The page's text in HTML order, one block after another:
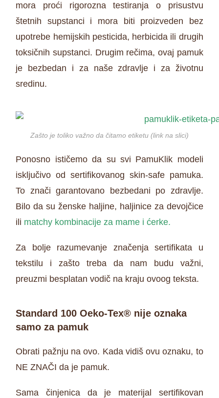
mora proći rigorozna testiranja o prisustvu
štetnih supstanci i mora biti proizveden bez
upotrebe hemijskih pesticida, herbicida ili drugih
toksičnih supstanci. Drugim rečima, ovaj pamuk
je bezbedan i za naše zdravlje i za životnu
sredinu.
Zašto je toliko važno da čitamo etiketu (link na slici)
Ponosno ističemo da su svi PamuKlik modeli
isključivo od sertifikovanog skin-safe pamuka.
To znači garantovano bezbedani po zdravlje.
Bilo da su ženske haljine, haljinice za devojčice
ili matchy kombinacije za mame i ćerke.
Za bolje razumevanje značenja sertifikata u
tekstilu i zašto treba da nam budu važni,
preuzmi besplatan vodič na kraju ovoog teksta.
Standard 100 Oeko-Tex® nije oznaka
samo za pamuk
Obrati pažnju na ovo. Kada vidiš ovu oznaku, to
NE ZNAČI da je pamuk.
Sama činjenica da je materijal sertifikovan